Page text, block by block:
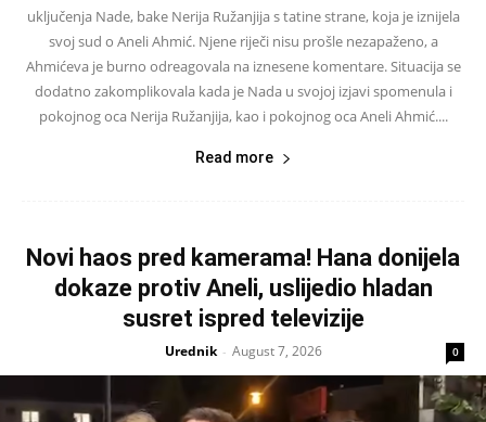
uključenja Nade, bake Nerija Ružanjija s tatine strane, koja je iznijela
svoj sud o Aneli Ahmić. Njene riječi nisu prošle nezapaženo, a
Ahmićeva je burno odreagovala na iznesene komentare. Situacija se
dodatno zakomplikovala kada je Nada u svojoj izjavi spomenula i
pokojnog oca Nerija Ružanjija, kao i pokojnog oca Aneli Ahmić....
Read more
Novi haos pred kamerama! Hana donijela
dokaze protiv Aneli, uslijedio hladan
susret ispred televizije
Urednik - August 7, 2026 0